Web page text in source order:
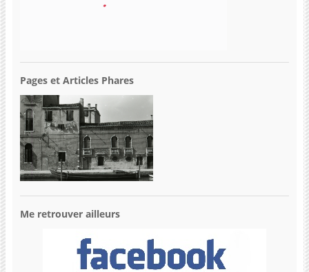
Pages et Articles Phares
Me retrouver ailleurs